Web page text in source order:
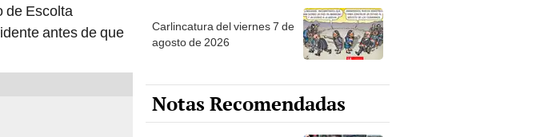
de Escolta
antes de que
Carlincatura del viernes 7 de
agosto de 2026
Notas Recomendadas